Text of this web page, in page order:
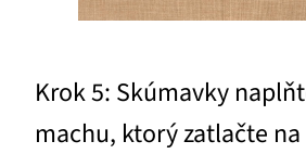
Krok 5: Skúmavky
machu, ktorý zatlačte